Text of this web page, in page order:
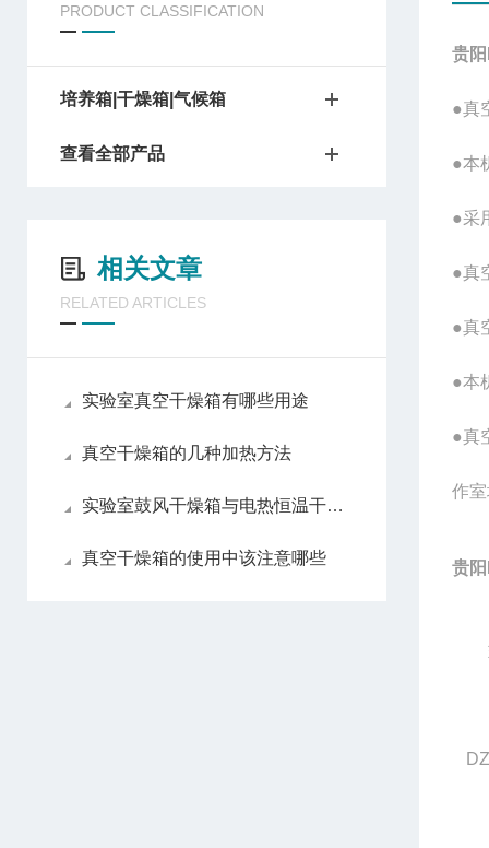
PRODUCT CLASSIFICATION
培养箱|干燥箱|气候箱
查看全部产品
相关文章
RELATED ARTICLES
实验室真空干燥箱有哪些用途
真空干燥箱的几种加热方法
实验室鼓风干燥箱与电热恒温干燥箱区别
真空干燥箱的使用中该注意哪些
贵
●真
●本
●采
●真
●真
●本
●真
作
贵